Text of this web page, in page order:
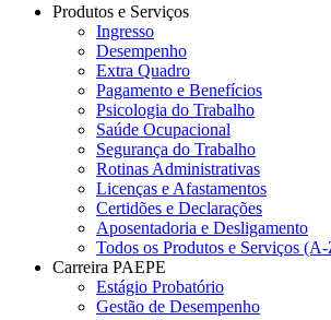
Produtos e Serviços
Ingresso
Desempenho
Extra Quadro
Pagamento e Benefícios
Psicologia do Trabalho
Saúde Ocupacional
Segurança do Trabalho
Rotinas Administrativas
Licenças e Afastamentos
Certidões e Declarações
Aposentadoria e Desligamento
Todos os Produtos e Serviços
Carreira PAEPE
Estágio Probatório
Gestão de Desempenho